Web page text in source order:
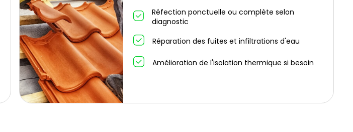
Réfection ponctuelle ou complète selon
diagnostic
Réparation des fuites et infiltrations d'eau
Amélioration de l'isolation thermique si besoin